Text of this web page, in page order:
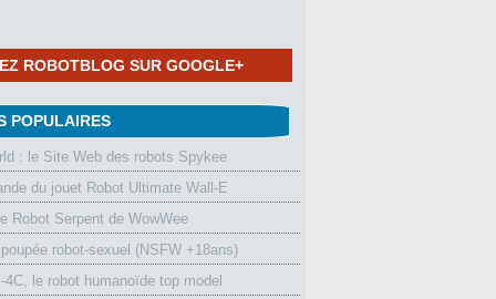
ROBOTBLOG SUR GOOGLE+
POPULAIRES
: le Site Web des robots Spykee
du jouet Robot Ultimate Wall-E
Robot Serpent de WowWee
robot-sexuel (NSFW +18ans)
4C, le robot humanoïde top model